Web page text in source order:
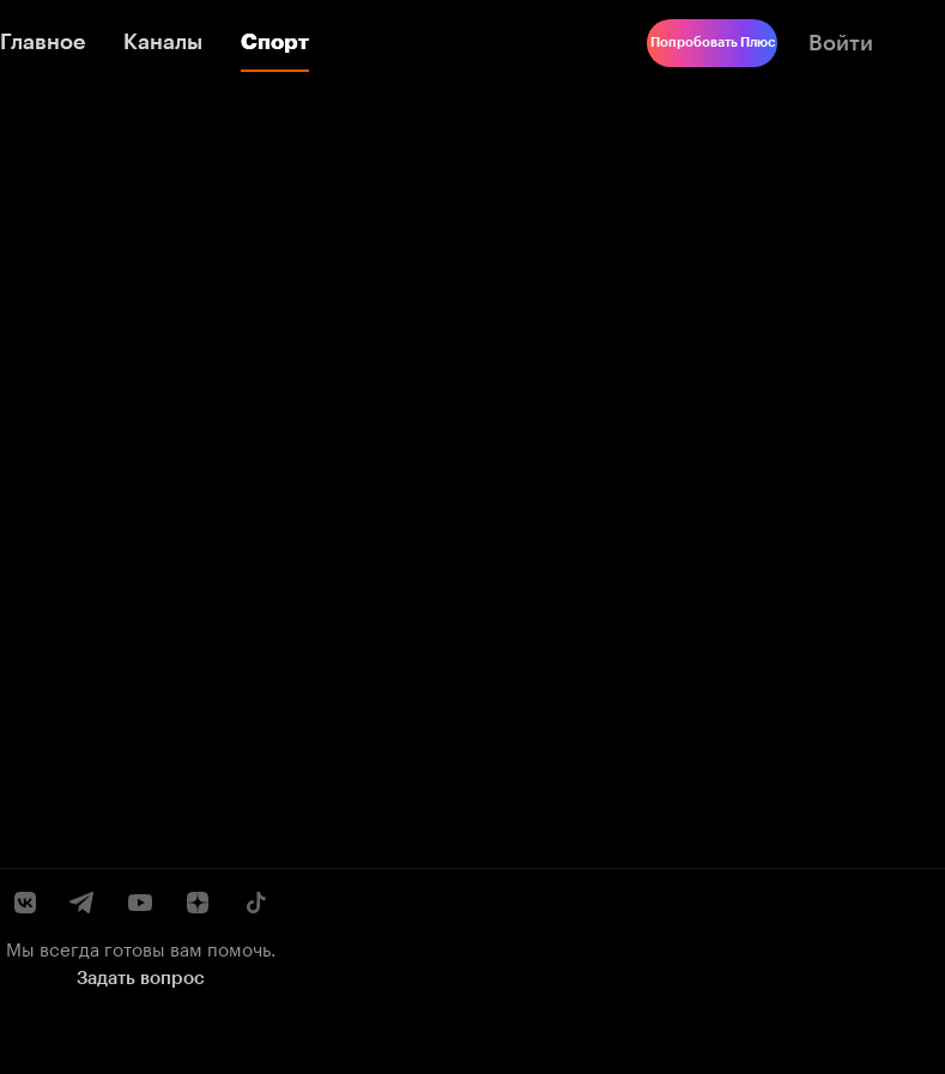
Главное Каналы Спорт
Главное Каналы Спорт Попробовать Плюс Войти
Мы всегда готовы вам помочь.
Задать вопрос